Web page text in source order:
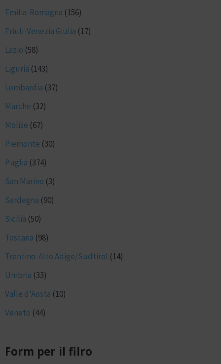
Emilia-Romagna (156)
Friuli-Venezia Giulia (17)
Lazio (58)
Liguria (143)
Lombardia (37)
Marche (32)
Molise (67)
Piemonte (30)
Puglia (374)
San Marino (3)
Sardegna (90)
Sicilia (50)
Toscana (98)
Trentino-Alto Adige/Südtirol (14)
Umbria (33)
Valle d'Aosta (10)
Veneto (44)
Form per il filro